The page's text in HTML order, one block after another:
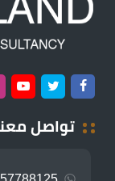
تواصل